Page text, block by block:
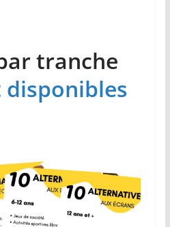
tranche
disponibles